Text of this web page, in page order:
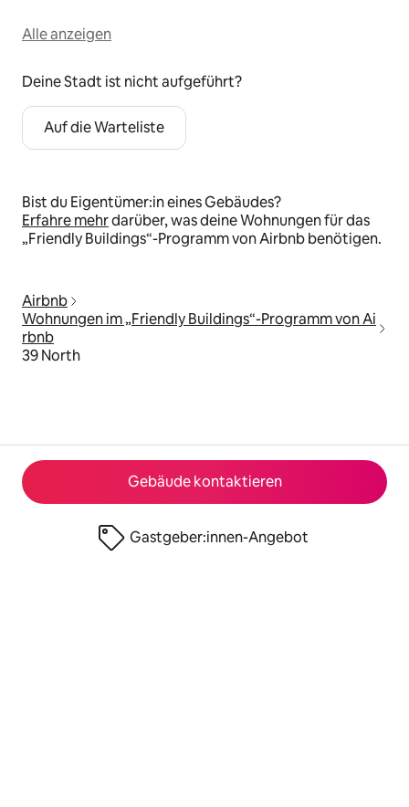
Gebäude kontaktieren
Gastgeber:innen-Angebot
Alle anzeigen
Deine Stadt ist nicht aufgeführt?
Auf die Warteliste
Bist du Eigentümer:in eines Gebäudes?
Erfahre mehrdarüber, was deine Wohnungen für das
„Friendly Buildings“-Programm von Airbnb benötigen.
Airbnb
Wohnungen im „Friendly Buildings“-Programm von Ai
rbnb
39 North